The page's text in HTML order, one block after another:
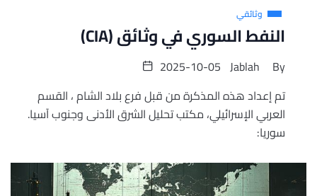
وثائقي
النفط السوري في وثائق (CIA)
By
Jablah
2025-10-05
تم إعداد هذه المذكرة من قبل فرع بلاد الشام ، القسم
العربي الإسرائيلي، مكتب تحليل الشرق الأدنى وجنوب آسيا.
سوريا: